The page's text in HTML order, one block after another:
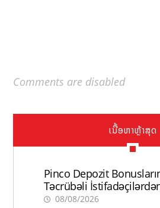
Comments are disabled
ເນື້ອຫາຫຼ້າສຸດ
Pinco Depozit
Təcrübəli
08/08/2026